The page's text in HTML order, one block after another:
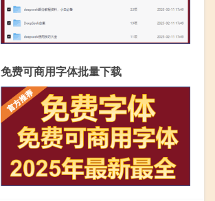
免费可商用字体批量下载